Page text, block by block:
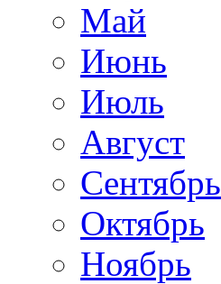
Май
Июнь
Июль
Август
Сентябрь
Октябрь
Ноябрь